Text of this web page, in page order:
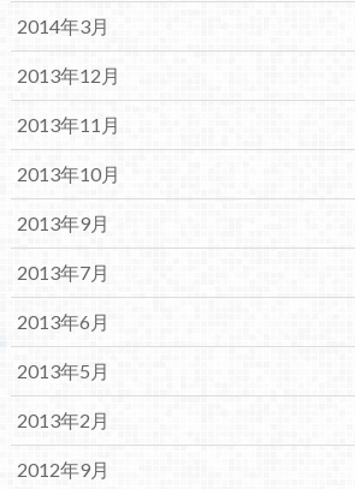
2014年3月
2013年12月
2013年11月
2013年10月
2013年9月
2013年7月
2013年6月
2013年5月
2013年2月
2012年9月